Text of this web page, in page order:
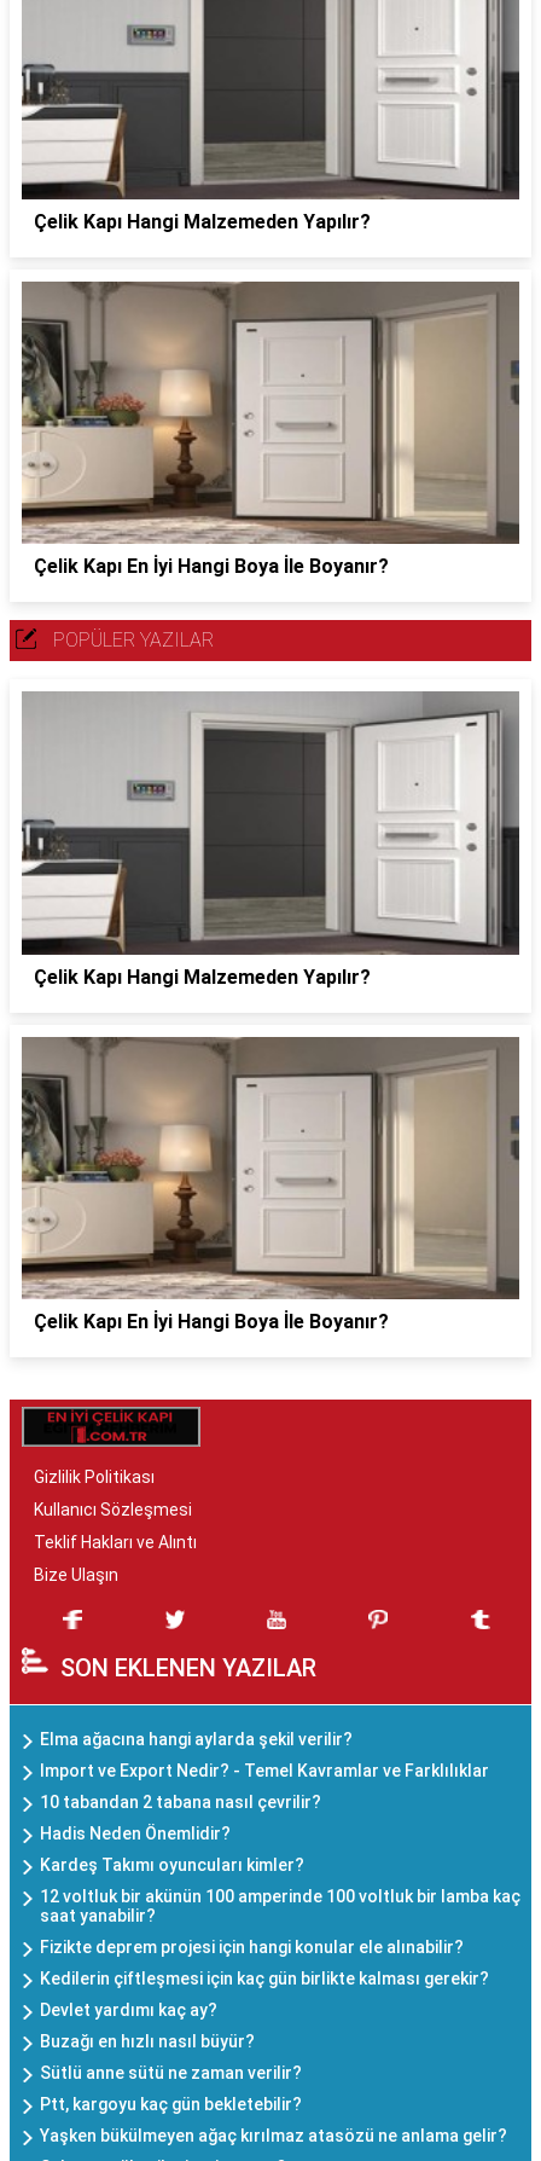
Çelik Kapı Hangi Malzemeden Yapılır?
Çelik Kapı En İyi Hangi Boya İle Boyanır?
POPÜLER YAZILAR
Çelik Kapı Hangi Malzemeden Yapılır?
Çelik Kapı En İyi Hangi Boya İle Boyanır?
Gizlilik Politikası
Kullanıcı Sözleşmesi
Teklif Hakları ve Alıntı
Bize Ulaşın
SON EKLENEN YAZILAR
Elma ağacına hangi aylarda şekil verilir?
Import ve Export Nedir? - Temel Kavramlar ve Farklılıklar
10 tabandan 2 tabana nasıl çevrilir?
Hadis Neden Önemlidir?
Kardeş Takımı oyuncuları kimler?
12 voltluk bir akünün 100 amperinde 100 voltluk bir lamba kaç
saat yanabilir?
Fizikte deprem projesi için hangi konular ele alınabilir?
Kedilerin çiftleşmesi için kaç gün birlikte kalması gerekir?
Devlet yardımı kaç ay?
Buzağı en hızlı nasıl büyür?
Sütlü anne sütü ne zaman verilir?
Ptt, kargoyu kaç gün bekletebilir?
Yaşken bükülmeyen ağaç kırılmaz atasözü ne anlama gelir?